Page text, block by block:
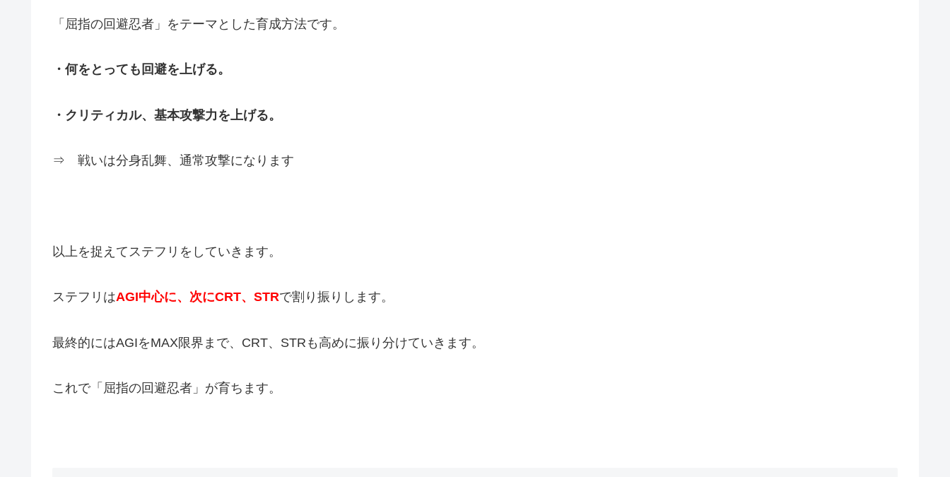
「屈指の回避忍者」をテーマとした育成方法です。
・何をとっても回避を上げる。
・クリティカル、基本攻撃力を上げる。
⇒ 戦いは分身乱舞、通常攻撃になります
以上を捉えてステフリをしていきます。
ステフリはAGI中心に、次にCRT、STRで割り振りします。
最終的にはAGIをMAX限界まで、CRT、STRも高めに振り分けていきます。
これで「屈指の回避忍者」が育ちます。